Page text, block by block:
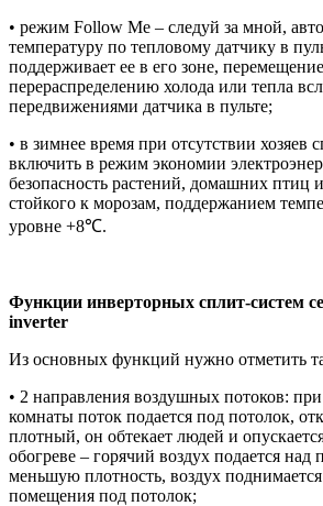
• режим Follow Me – следуй за мной,
температуру по тепловому датчику в
поддерживает ее в его зоне,
перераспределению холода или тепла
передвижениями датчика в пульте;
• в зимнее время при отсутствии хозяев
включить в режим экономии
безопасность растений, домашних птиц
стойкого к морозам, поддержанием
уровне +8℃.
Функции инверторных сплит-систем
inverter
Из основных функций нужно отметить
• 2 направления воздушных потоков:
комнаты поток подается под потолок,
плотный, он обтекает людей и
обогреве – горячий воздух подается
меньшую плотность, воздух
помещения под потолок;